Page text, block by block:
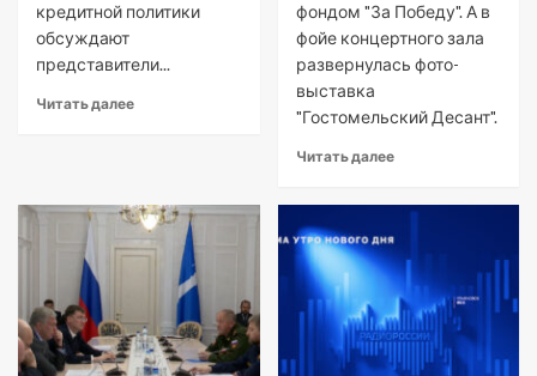
кредитной политики
обсуждают
представители...
Читать далее
фондом "За Победу". А в
фойе концертного зала
развернулась фото-
выставка
"Гостомельский Десант".
Читать далее